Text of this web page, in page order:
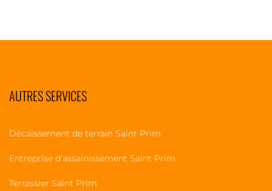
AUTRES SERVICES
Décaissement de terrain Saint Prim
Entreprise d'assainissement Saint Prim
Terrassier Saint Prim